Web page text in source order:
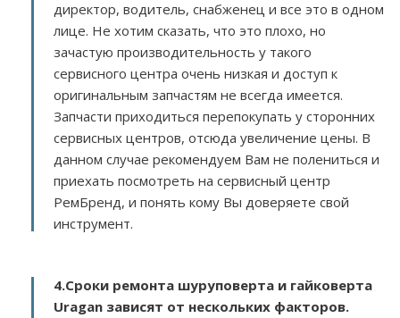
директор, водитель, снабженец и все это в одном
лице. Не хотим сказать, что это плохо, но
зачастую производительность у такого
сервисного центра очень низкая и доступ к
оригинальным запчастям не всегда имеется.
Запчасти приходиться перепокупать у сторонних
сервисных центров, отсюда увеличение цены. В
данном случае рекомендуем Вам не полениться и
приехать посмотреть на сервисный центр
РемБренд, и понять кому Вы доверяете свой
инструмент.
4.Сроки ремонта шуруповерта и гайковерта
Uragan зависят от нескольких факторов.